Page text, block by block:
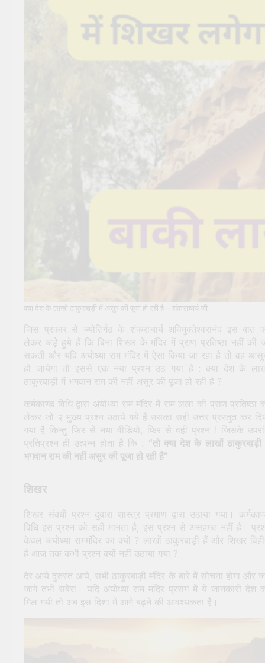
विधि : 70 सूर्य अर्घ्य मंत्र संस्कृत में
2 Years Ago 2 Years Ago
क्या देश के लाखों ठाकुरबाड़ी में असुर की पूजा हो रही है – शंकराचार्य जी
जिस प्रकार से ज्योतिर्मठ के शंकराचार्य अविमुक्तेश्वरानंद इस बात
लेकर अड़े हुये हैं कि बिना शिखर के मंदिर में प्राण प्रतिष्ठा नहीं की
सकती और यदि अयोध्या राम मंदिर में ऐसा किया जा रहा है तो वह
हो जायेगा तो इससे एक नया प्रश्न उठ गया है : क्या देश के
ठाकुरबाड़ी में भगवान राम की नहीं असुर की पूजा हो रही है ?
कर्मकाण्ड विधि द्वारा अयोध्या राम मंदिर में राम लला की प्राण प्रतिष्ठा
लेकर जो २ मुख्य प्रश्न उठाये गये हैं उसका सही उत्तर प्रस्तुत कर
गया है किन्तु फिर से नया वीडियो, फिर से वही प्रश्न ! जिसके
प्रतिप्रश्न ही उत्पन्न होता है कि : “तो क्या देश के लाखों ठाकुरबाड़ी
भगवान राम की नहीं असुर की पूजा हो रही है”
शिखर
शिखर संबधी प्रश्न दुबारा शास्त्र प्रमाण द्वारा उठाया गया।
विधि इस प्रश्न को सही मानता है, इस प्रश्न से असहमत नहीं है।
केवल अयोध्या राममंदिर का क्यों ? लाखों ठाकुरबाड़ी हैं और शिखर
है आज तक कभी प्रश्न क्यों नहीं उठाया गया ?
देर आये दुरुस्त आये, सभी ठाकुरबाड़ी मंदिर के बारे में सोचना होगा और
जागे तभी सबेरा। यदि अयोध्या राम मंदिर प्रसंग में ये जानकारी देश
मिल गयी तो अब इस दिशा में आगे बढ़ने की आवश्यकता है।